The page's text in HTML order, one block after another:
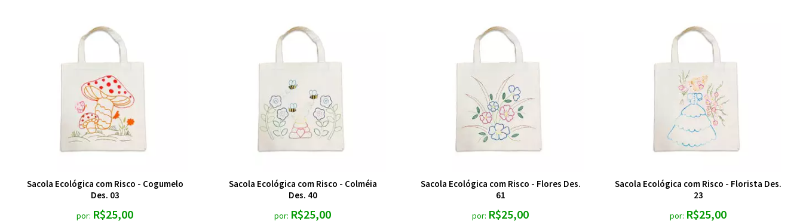
Sacola Ecológica com Risco - Cogumelo
Des. 03
por: R$25,00
Sacola Ecológica com Risco - Colméia
Des. 40
por: R$25,00
Sacola Ecológica com Risco - Flores Des.
61
por: R$25,00
Sacola Ecológica com Risco - Florista Des.
23
por: R$25,00